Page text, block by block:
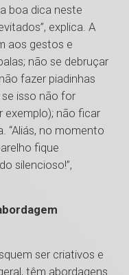
boa dica neste
explica. A
aos gestos e
não se debruçar
fazer piadinhas
isso não for
exemplo); não ficar
“Aliás, no momento
fique
silencioso!”,
ser criativos e
têm abordagens